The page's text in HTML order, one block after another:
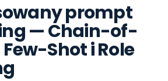
prompt
— Chain-of-
Shot i Role